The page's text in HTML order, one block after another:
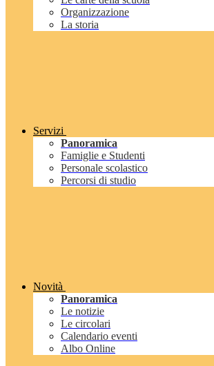
Organizzazione
La storia
Servizi
Panoramica
Famiglie e Studenti
Personale scolastico
Percorsi di studio
Novità
Panoramica
Le notizie
Le circolari
Calendario eventi
Albo Online